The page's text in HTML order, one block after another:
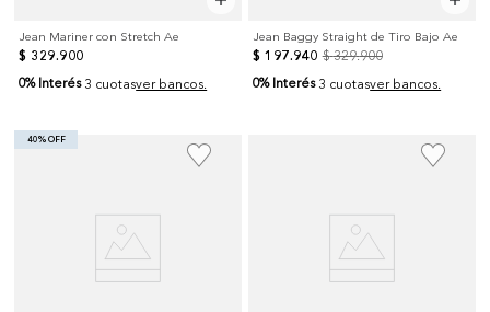
Jean Mariner con Stretch Ae
$ 329.900
0% Interés 3 cuotasver bancos.
Jean Baggy Straight de Tiro Bajo Ae
$ 197.940 $ 329.900
0% Interés 3 cuotasver bancos.
40% OFF